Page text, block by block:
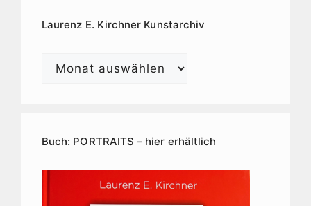
Laurenz E. Kirchner Kunstarchiv
Laurenz
Buch: PORTRAITS – hier erhältlich